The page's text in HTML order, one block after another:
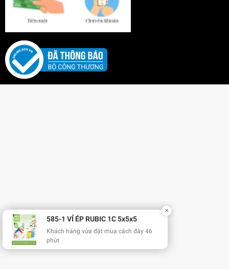
585-1 VỈ ÉP RUBIC 1C 5x5x5
Khách hàng vừa đặt mua cách đây 46
phút
✕